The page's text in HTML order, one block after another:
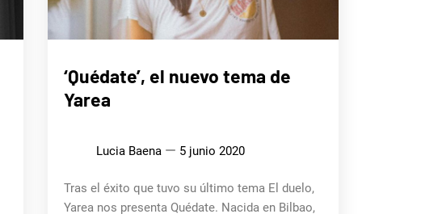
‘Quédate’, el nuevo tema de
Yarea
Lucia Baena 5 junio 2020
Tras el éxito que tuvo su último tema El duelo,
Yarea nos presenta Quédate. Nacida en Bilbao,